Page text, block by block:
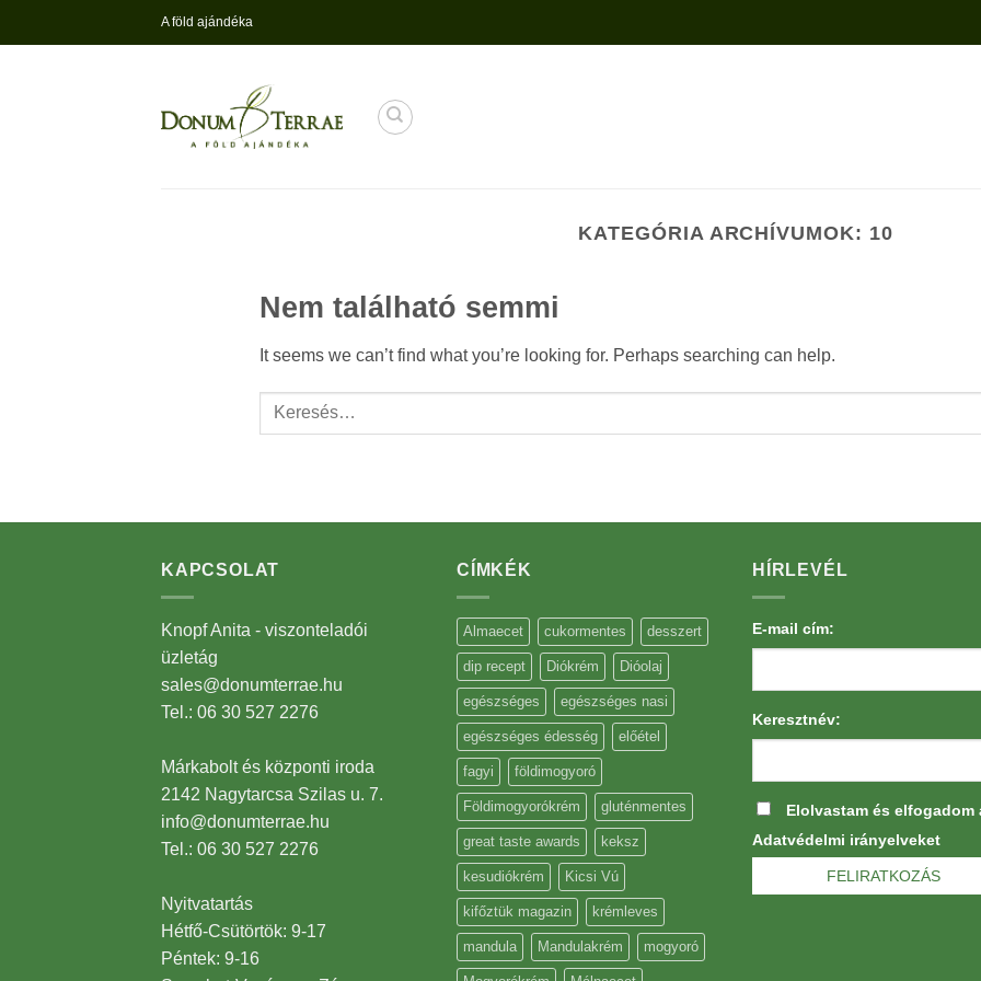
A föld ajándéka
KATEGÓRIA ARCHÍVUMOK: 10
Nem található semmi
It seems we can’t find what you’re looking for. Perhaps searching can help.
KAPCSOLAT
Knopf Anita - viszonteladói
üzletág
sales@donumterrae.hu
Tel.: 06 30 527 2276
Márkabolt és központi iroda
2142 Nagytarcsa Szilas u. 7.
info@donumterrae.hu
Tel.: 06 30 527 2276
Nyitvatartás
Hétfő-Csütörtök: 9-17
Péntek: 9-16
CÍMKÉK
Almaecet cukormentes desszert
dip recept Diókrém Dióolaj
egészséges egészséges nasi
egészséges édesség előétel
fagyi földimogyoró
Földimogyorókrém gluténmentes
great taste awards keksz
kesudiókrém Kicsi Vú
kifőztük magazin krémleves
mandula Mandulakrém mogyoró
HÍRLEVÉL
E-mail cím:
Keresztnév:
Elolvastam és elfogadom
Adatvédelmi irányelveket
FELIRATKOZÁS